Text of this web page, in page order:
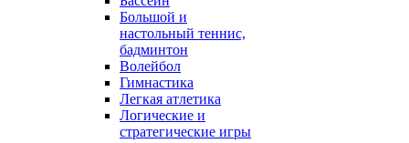
Большой и
настольный теннис,
бадминтон
Волейбол
Гимнастика
Легкая атлетика
Логические и
стратегические игры